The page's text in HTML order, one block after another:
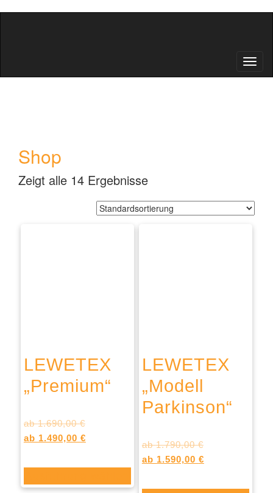
Shop
Zeigt alle 14 Ergebnisse
LEWETEX
„Premium“
Bewertet
mit
5.00
ab1.690,00€
ab 1.490,00 €
LEWETEX
„Modell
Parkinson“
Bewertet
mit
5.00
ab1.790,00€
ab 1.590,00 €